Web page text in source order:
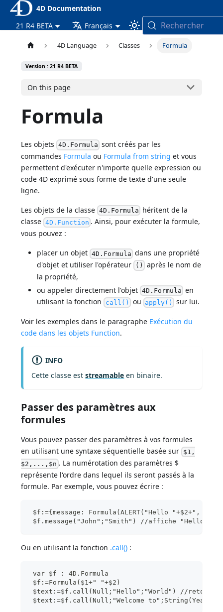
4D Documentation
21 R4 BETA
Français Rechercher
4D Language Classes Formula
Version : 21 R4 BETA
On this page
Formula
Les objets 4D.Formula sont créés par les
commandes Formula ou Formula from string et vous
permettent d'exécuter n'importe quelle expression ou
code 4D exprimé sous forme de texte d'une seule
ligne.
Les objets de la classe 4D.Formula héritent de la
classe 4D.Function . Ainsi, pour exécuter la formule,
vous pouvez :
placer un objet 4D.Formula dans une propriété
d'objet et utiliser l'opérateur () après le nom de
la propriété,
ou appeler directement l'objet 4D.Formula en
utilisant la fonction call() ou apply() sur lui.
Voir les exemples dans le paragraphe Exécution du
code dans les objets Function.
INFO
Cette classe eststreamable en binaire.
Passer des paramètres aux
formules
Vous pouvez passer des paramètres à vos formules
en utilisant une syntaxe séquentielle basée sur $1,
$2,...,$n . La numérotation des paramètres $
représente l'ordre dans lequel ils seront passés à la
formule. Par exemple, vous pouvez écrire :
$f:={message: Formula(ALERT("Hello "+$2+",
$f.message("John";"Smith") //affiche "Hello
Ou en utilisant la fonction .call() :
var $f : 4D.Formula
$f:=Formula($1+" "+$2)
$text:=$f.call(Null;"Hello";"World") //retourne
$text:=$f.call(Null;"Welcome to";String(Year